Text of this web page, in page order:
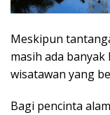
Meskipun
masih ada
wisatawan yang
Bagi pencinta